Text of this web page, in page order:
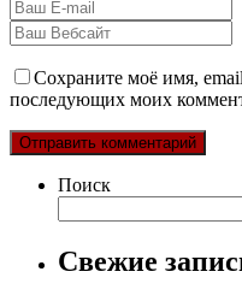
Сохраните моё имя,
последующих моих
Поиск
Свежие